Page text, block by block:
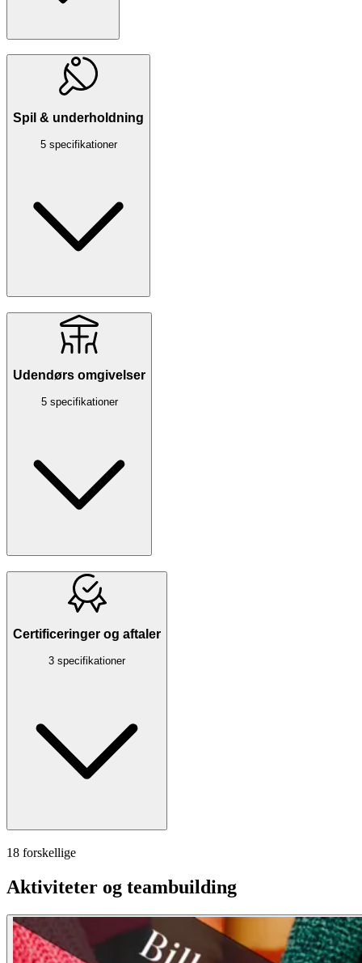
Spil & underholdning
5 specifikationer
Udendørs omgivelser
5 specifikationer
Certificeringer og aftaler
3 specifikationer
18 forskellige
Aktiviteter og teambuilding